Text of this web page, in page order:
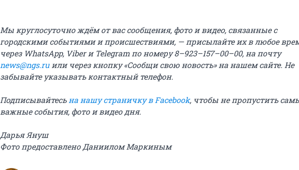
Мы круглосуточно ждём от вас сообщения, фото и видео, связанные с
городскими событиями и происшествиями, — присылайте их в любое
через WhatsApp, Viber и Telegram по номеру 8–923–157–00–00, на почту
news@ngs.ruили через кнопку «Сообщи свою новость» на нашем сайте. Не
забывайте указывать контактный телефон.
Подписывайтесь на нашу страничку в Facebook, чтобы не пропустить
важные события, фото и видео дня.
Дарья Януш
Фото предоставлено Даниилом Маркиным